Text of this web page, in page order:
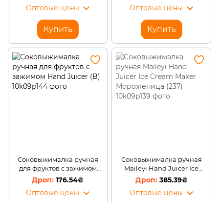
Оптовые цены
Купить
Оптовые цены
Купить
Соковыжималка ручная
для фруктов с зажимом
Hand Juicer (B)
176.54₴
Оптовые цены
Соковыжималка ручная
Maileyi Hand Juicer Ice
Cream Maker Мороженица
385.39₴
Оптовые цены